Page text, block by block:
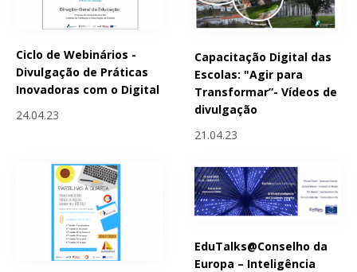
Ciclo de Webinários -
Divulgação de Práticas
Inovadoras com o Digital
24.04.23
Capacitação Digital das
Escolas: "Agir para
Transformar”- Vídeos de
divulgação
21.04.23
EduTalks@Conselho da
Europa – Inteligência